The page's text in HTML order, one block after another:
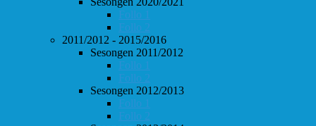
Follo 1
Follo 2
2011/2012 - 2015/2016
Sesongen 2011/2012
Follo 1
Follo 2
Sesongen 2012/2013
Follo 1
Follo 2